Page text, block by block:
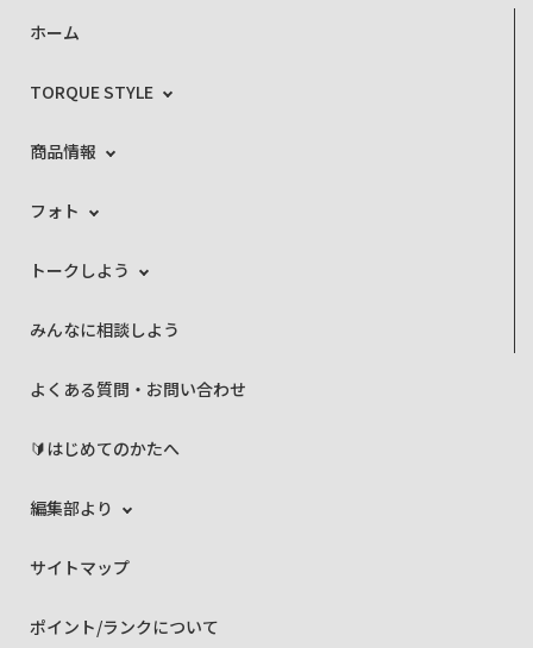
ホーム
TORQUE STYLE
商品情報
フォト
トークしよう
みんなに相談しよう
よくある質問・お問い合わせ
🔰はじめてのかたへ
編集部より
サイトマップ
ポイント/ランクについて